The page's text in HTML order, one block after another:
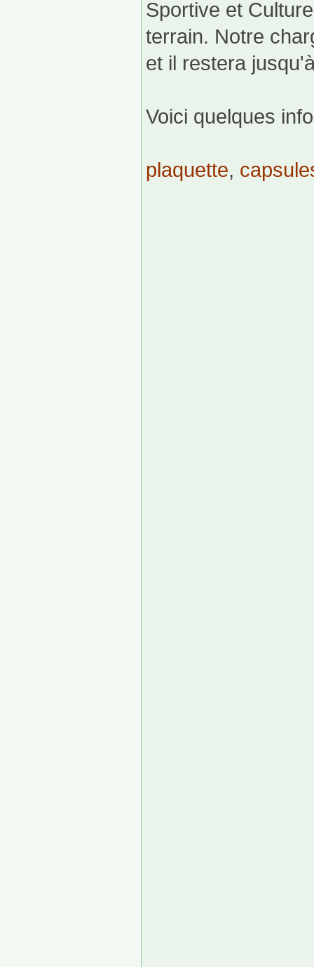
Sportive et
terrain. Notre
et il restera
Voici quelques
plaquette,